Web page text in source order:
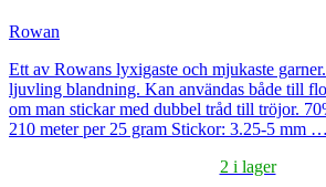
Rowan
Ett av Rowans lyxigaste och mjukaste
ljuvling blandning. Kan användas både till
om man stickar med dubbel tråd till tröjor.
210 meter per 25 gram Stickor: 3.25-5 mm …
2 i lager